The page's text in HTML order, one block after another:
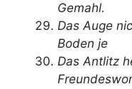
Gemahl.
Das Auge
Boden je
Das Antlitz